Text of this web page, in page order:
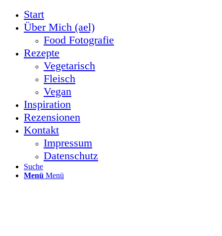
Start
Über Mich (ael)
Food Fotografie
Rezepte
Vegetarisch
Fleisch
Vegan
Inspiration
Rezensionen
Kontakt
Impressum
Datenschutz
Suche
Menü Menü